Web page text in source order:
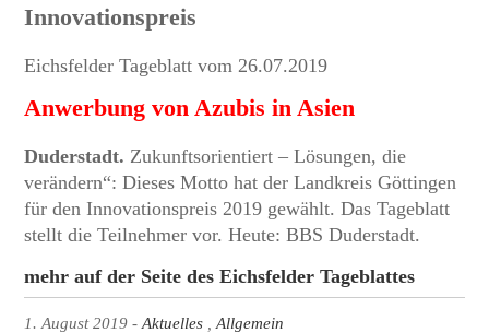
Innovationspreis
Eichsfelder Tageblatt vom 26.07.2019
Anwerbung von Azubis in Asien
Duderstadt. Zukunftsorientiert – Lösungen, die
verändern“: Dieses Motto hat der Landkreis Göttingen
für den Innovationspreis 2019 gewählt. Das Tageblatt
stellt die Teilnehmer vor. Heute: BBS Duderstadt.
mehr auf der Seite des Eichsfelder Tageblattes
1. August 2019 Aktuelles Allgemein